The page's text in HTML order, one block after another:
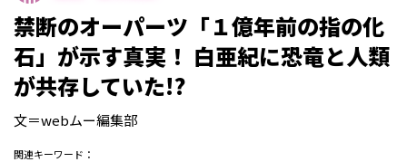
禁断のオーパーツ「１億年前の指の化
石」が示す真実！ 白亜紀に恐竜と人類
が共存していた!?
文＝webムー編集部
関連キーワード：